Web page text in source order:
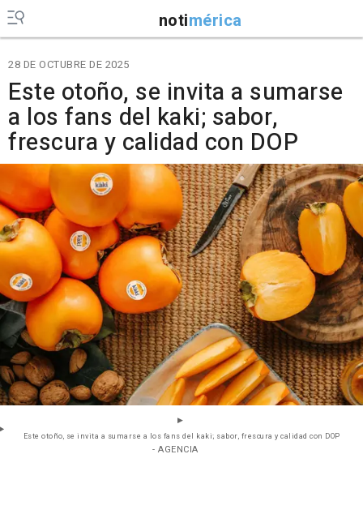
notimérica
28 DE OCTUBRE DE 2025
Este otoño, se invita a sumarse
a los fans del kaki; sabor,
frescura y calidad con DOP
Este otoño, se invita a sumarse a los fans del kaki; sabor, frescura y calidad con DOP
- AGENCIA